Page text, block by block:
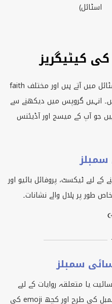
اسٹائل)
کیٹیگریز
میں آتے ہیں اور مختلف faith
انہیں گروپس میں دیکھنے سے
جو آپ کے میسج اور آڈیئنس
لیے ٹیکسٹ، پروفائل بائیو اور
طور پر ہلال والے نشانات۔
سمبلز
یا متعلقہ روایات کے لیے
کی طرح اور کچھ emoji کی